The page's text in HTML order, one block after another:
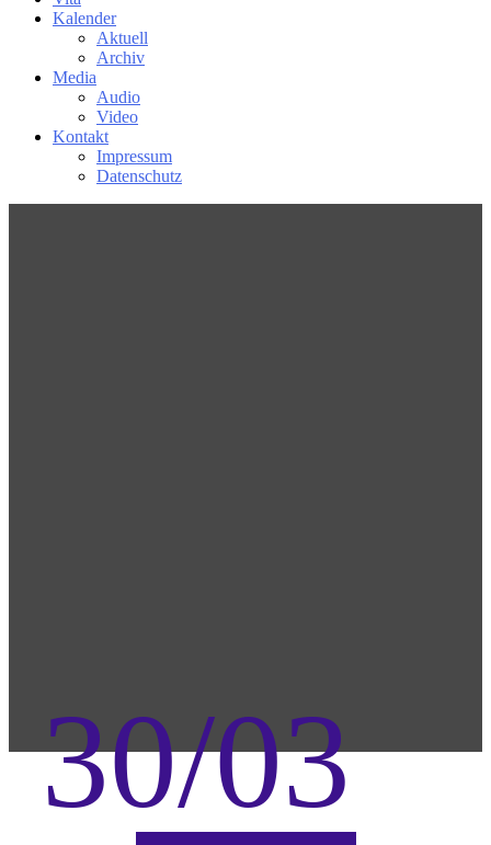
Kalender
Aktuell
Archiv
Media
Audio
Video
Kontakt
Impressum
Datenschutz
30/03